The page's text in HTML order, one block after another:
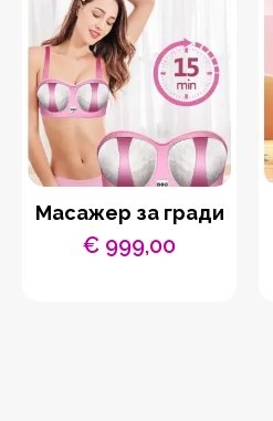
Масажер за гради
€ 999,00